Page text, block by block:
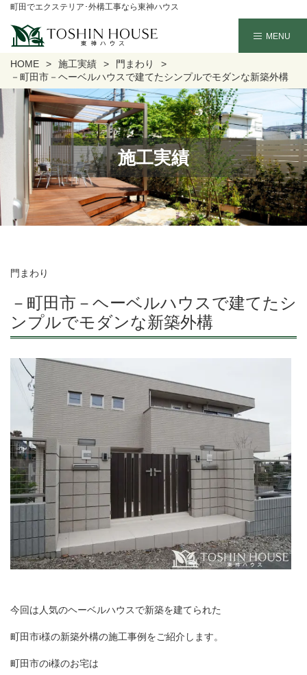
町田でエクステリア･外構工事なら東神ハウス
HOME 施工実績
門まわり
－町田市－ヘーベルハウスで建てたシンプルでモダンな新築外構
施工実績
門まわり
－町田市－ヘーベルハウスで建てたシ
ンプルでモダンな新築外構
今回は人気のヘーベルハウスで新築を建てられた
町田市i様の新築外構の施工事例をご紹介します。
町田市のi様のお宅は